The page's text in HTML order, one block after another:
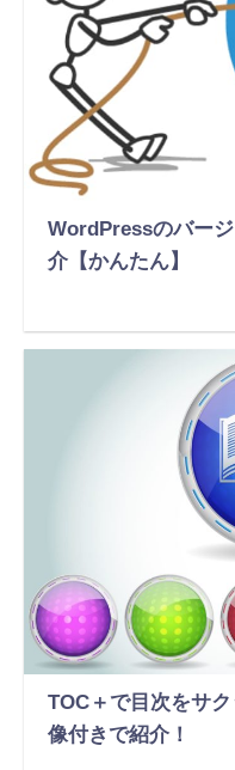
WordPressのバー
介【かんたん】
TOC＋で目次をサ
像付きで紹介！